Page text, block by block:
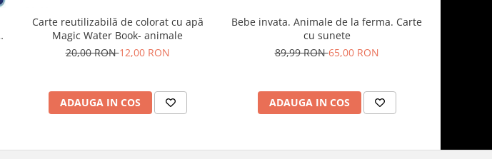
Carte reutilizabilă de colorat cu apă
Magic Water Book- animale
20,00 RON12,00 RON
ADAUGA IN COS
Bebe invata. Animale de la ferma. Carte
cu sunete
89,99 RON65,00 RON
ADAUGA IN COS